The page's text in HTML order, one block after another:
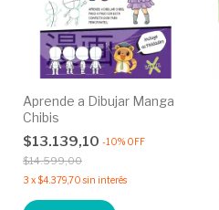
Aprende a Dibujar Manga
Chibis
$13.139,10 -10% OFF
$14.599,00
3 x$4.379,70 sin interés